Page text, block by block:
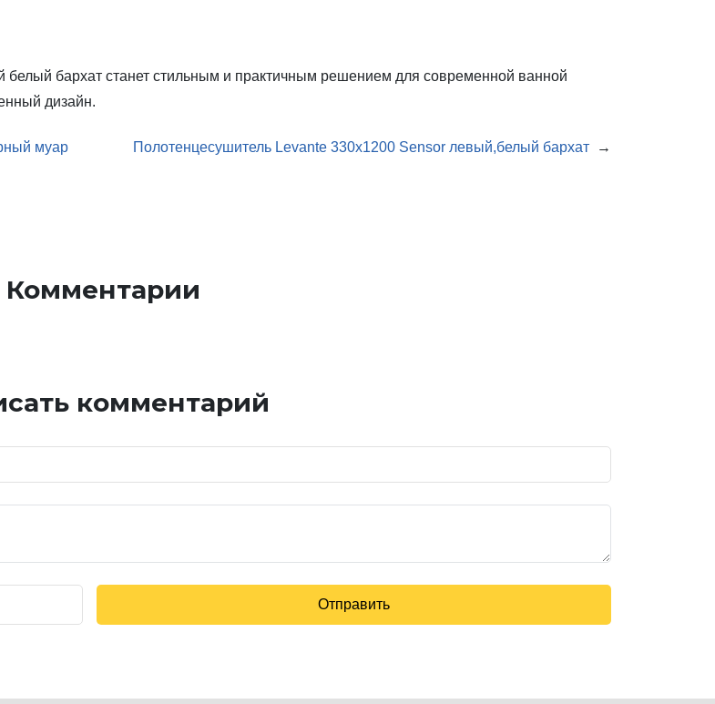
бархат станет стильным и практичным решением для современной ванной
дизайн.
муар Полотенцесушитель Levante 330х1200 Sensor левый,белый бархат →
Комментарии
комментарий